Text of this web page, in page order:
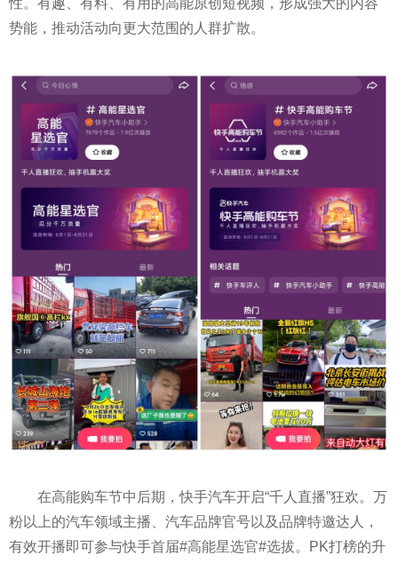
性。有趣、有料、有用的高能原创短视频，形成强大的内容
势能，推动活动向更大范围的人群扩散。
在高能购车节中后期，快手汽车开启“千人直播”狂欢。万
粉以上的汽车领域主播、汽车品牌官号以及品牌特邀达人，
有效开播即可参与快手首届#高能星选官#选拔。
PK打榜的升